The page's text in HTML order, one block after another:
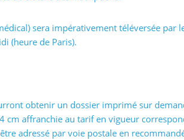
sera impérativement téléversée par
(heure de Paris).
obtenir un dossier imprimé sur
cm affranchie au tarif en vigueur
adressé par voie postale en